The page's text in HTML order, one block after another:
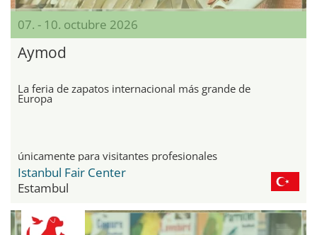
07. - 10. octubre 2026
Aymod
La feria de zapatos internacional más grande de
Europa
únicamente para visitantes profesionales
Istanbul Fair Center
Estambul